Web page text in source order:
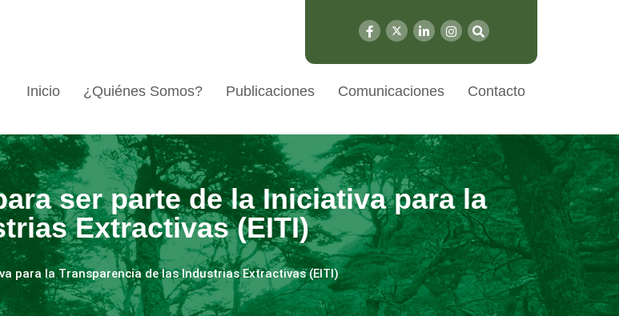
Inicio ¿Quiénes Somos? Publicaciones Comunicaciones Contacto
ser parte de la Iniciativa para la
Extractivas (EITI)
para la Transparencia de las Industrias Extractivas (EITI)